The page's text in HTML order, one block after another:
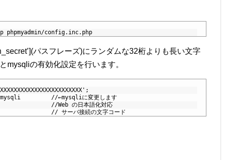
phpmyadmin/config.inc.php
パスフレーズ)にランダムな32桁よりも長い文字
mysqliの有効化設定を行います。
//←mysqliに変更します
//Web の日本語化対応
// サーバ接続の文字コード